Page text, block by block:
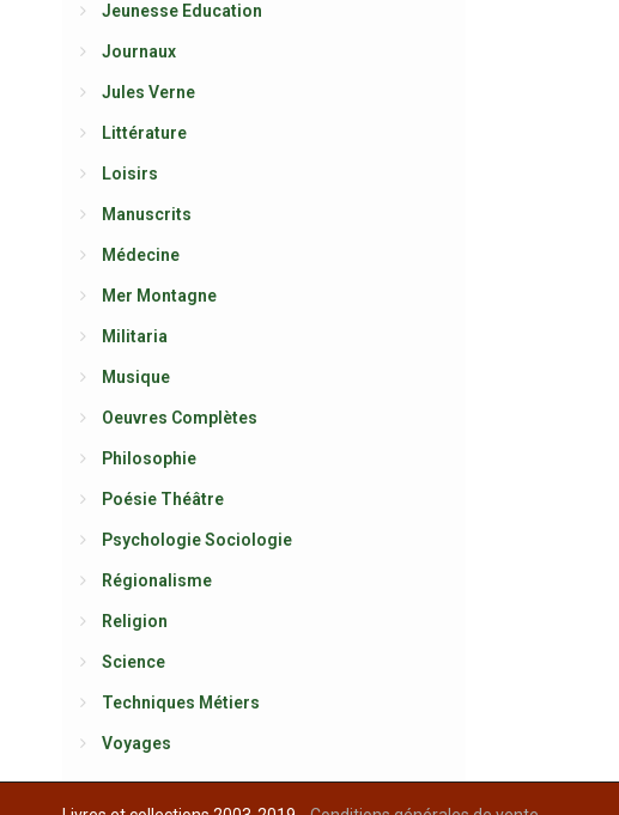
Jeunesse Education
Journaux
Jules Verne
Littérature
Loisirs
Manuscrits
Médecine
Mer Montagne
Militaria
Musique
Oeuvres Complètes
Philosophie
Poésie Théâtre
Psychologie Sociologie
Régionalisme
Religion
Science
Techniques Métiers
Voyages